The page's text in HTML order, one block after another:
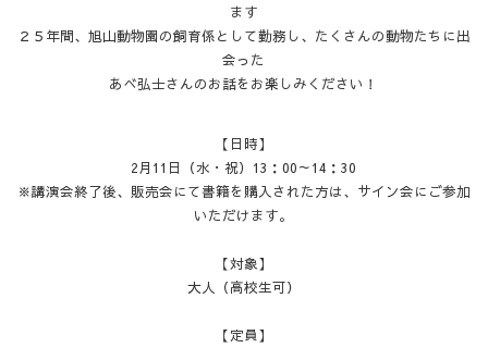
ます
２５年間、旭山動物園の飼育係として勤務し、たくさんの動物たちに出
会った
あべ弘士さんのお話をお楽しみください！
【日時】
2月11日（水・祝）13：00～14：30
※講演会終了後、販売会にて書籍を購入された方は、サイン会にご参加
いただけます。
【対象】
大人（高校生可）
【定員】